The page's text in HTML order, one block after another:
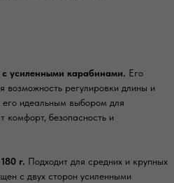
усиленными карабинами. Его
возможность регулировки длины и
его идеальным выбором для
комфорт, безопасность и
г. Подходит для средних и крупных
с двух сторон усиленными